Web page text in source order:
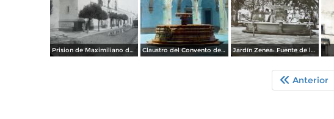
Prision de Maximiliano de Absburgo en Queretaro por el fotografo William Henry Jackson Claustro del Convento de San Agustín Jardín Zenea: Fuente de la Diosa Hebe
Anterior